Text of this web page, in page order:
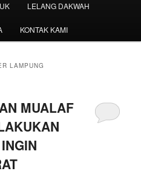
LELANG DAKWAH
KONTAK KAMI
LAMPUNG
MUALAF